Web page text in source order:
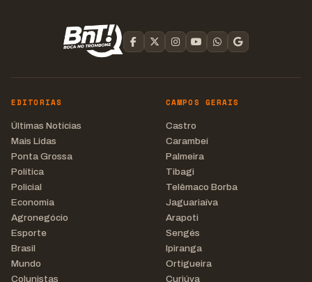
EDITORIAS
Últimas Notícias
Mais Lidas
Ponta Grossa
Política
Policial
Economia
Agronegócio
Esporte
Brasil
Mundo
Colunistas
CAMPOS GERAIS
Castro
Carambeí
Palmeira
Tibagi
Telêmaco Borba
Jaguariaíva
Arapoti
Sengés
Ipiranga
Ortigueira
Curiúva